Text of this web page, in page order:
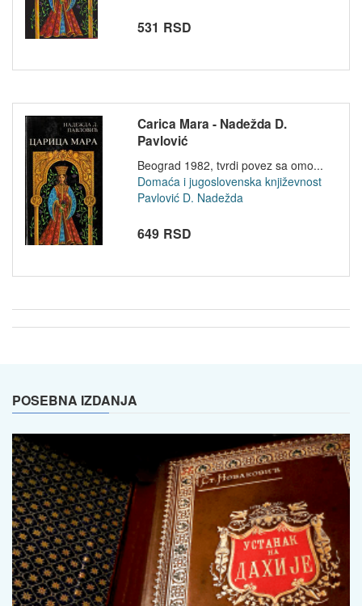
531 RSD
Carica Mara - Nadežda D.
Pavlović
Beograd 1982, tvrdi povez sa omo...
Domaća i jugoslovenska književnost
Pavlović D. Nadežda
649 RSD
POSEBNA IZDANJA